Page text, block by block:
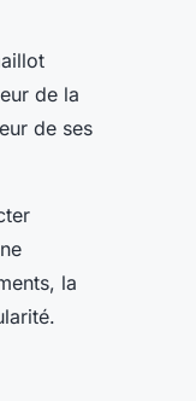
de la
de ses
la